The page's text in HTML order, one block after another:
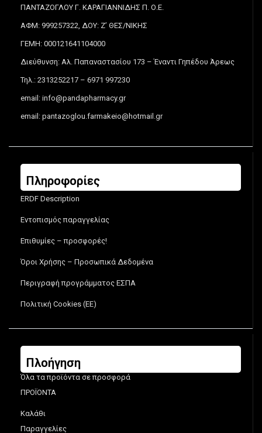
ΠΑΝΤΑΖΟΓΛΟΥ Γ. ΚΑΡΑΓΙΑΝΝΙΔΗΣ Π. Ο.Ε.
ΑΦΜ: 999257322, ΔΟΥ: Ζ’ ΘΕΣ/ΝΙΚΗΣ
ΓΕΜΗ: 000121641104000
Διεύθυνση: Αλ. Παπαναστασίου 173 – Έναντι Γηπέδου Άρεως
Τηλ.: 2313252217 – 6971 997230
email: info@pandapharmacy.gr
email: pantazoglou.farmakeio@hotmail.gr
Πληροφορίες
ERDF Description
Εντοπισμός παραγγελίας
Επιθυμίες – προσφορές!
Όροι Χρήσης – Προσωπικά Δεδομένα
Περιγραφή προγράμματος ΕΣΠΑ
Πολιτική Cookies (ΕΕ)
Πλοήγηση
Όλα τα προϊόντα σε προσφορά
ΠΡΟΪΟΝΤΑ
Καλάθι
Παραγγελίες